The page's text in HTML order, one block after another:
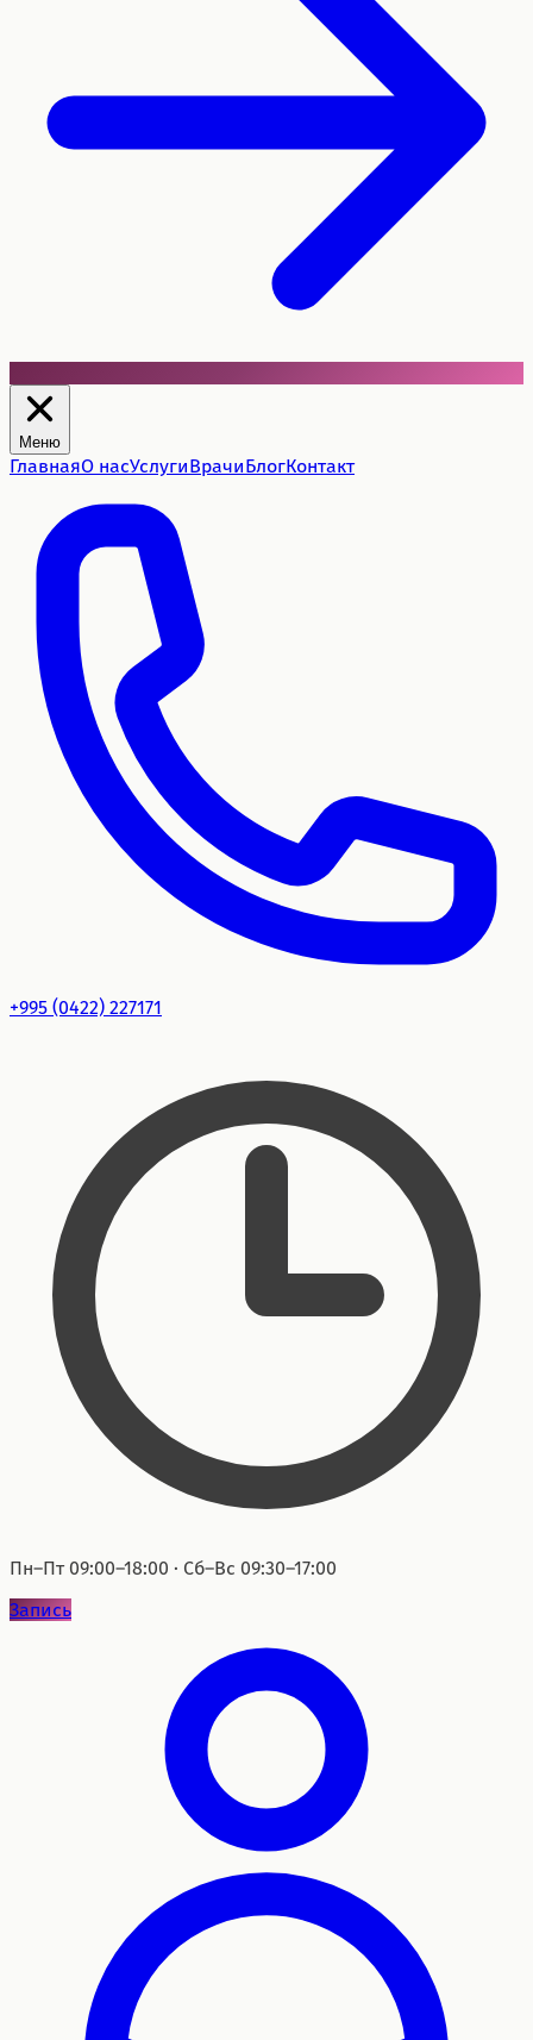
Меню
ГлавнаяО насУслугиВрачиБлогКонтакт
+995 (0422) 227171
Пн–Пт 09:00–18:00 · Сб–Вс 09:30–17:00
Запись